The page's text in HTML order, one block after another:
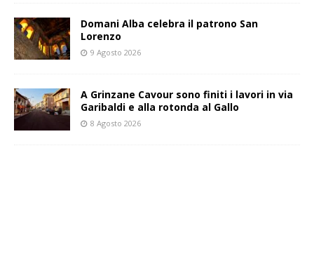
Domani Alba celebra il patrono San
Lorenzo
9 Agosto 2026
A Grinzane Cavour sono finiti i lavori in via
Garibaldi e alla rotonda al Gallo
8 Agosto 2026